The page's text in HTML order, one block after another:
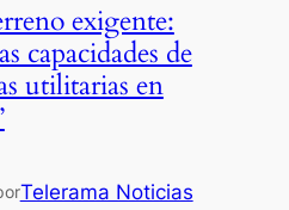
exigente:
capacidades de
utilitarias en
Telerama Noticias